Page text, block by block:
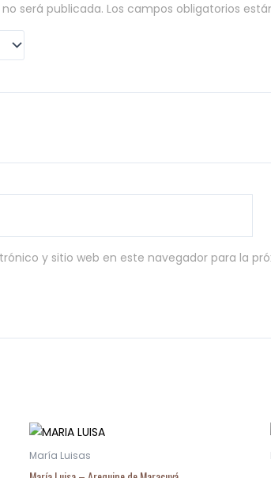
será publicada. Los campos obligatorios
y sitio web en este navegador para la
María Luisas